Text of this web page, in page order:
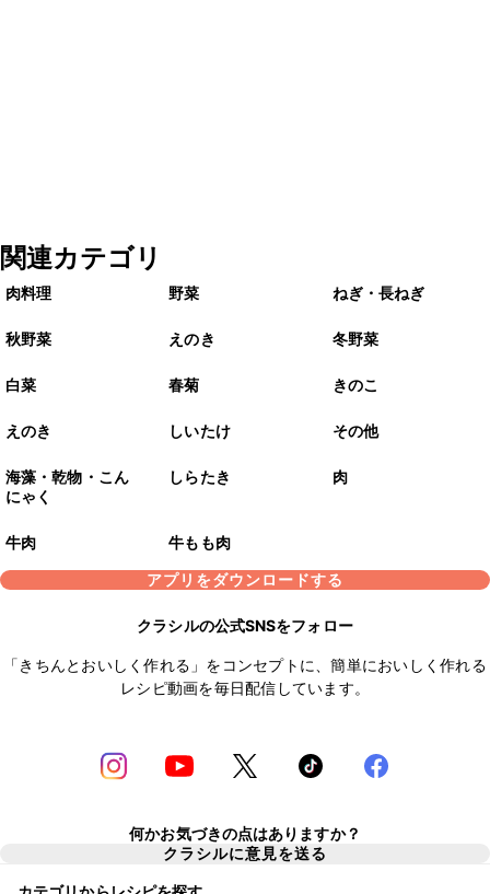
関連カテゴリ
肉料理 野菜 ねぎ・長ねぎ
秋野菜 えのき 冬野菜
白菜 春菊 きのこ
えのき しいたけ その他
海藻・乾物・こん
にゃく
しらたき 肉
牛肉
牛もも肉
アプリをダウンロードする
クラシルの公式SNSをフォロー
「きちんとおいしく作れる」をコンセプトに、簡単においしく作れる
レシピ動画を毎日配信しています。
何かお気づきの点はありますか？
クラシルに意見を送る